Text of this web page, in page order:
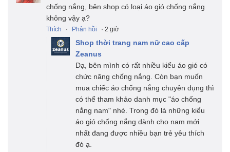
chống nắng, bên shop có loại áo gió chống nắng
không vậy ạ?
Thích · Phản hồi · 2 giờ
Shop thời trang nam nữ cao cấp
Zeanus
Dạ, bên mình có rất nhiều kiểu áo gió có
chức năng chống nắng. Còn bạn muốn
mua chiếc áo chống nắng chuyên dụng thì
có thể tham khảo danh mục "áo chống
nắng nam" nhé. Trong đó là những kiểu
áo gió chống nắng dành cho nam mới
nhất đang được nhiều bạn trẻ yêu thích
đó ạ.